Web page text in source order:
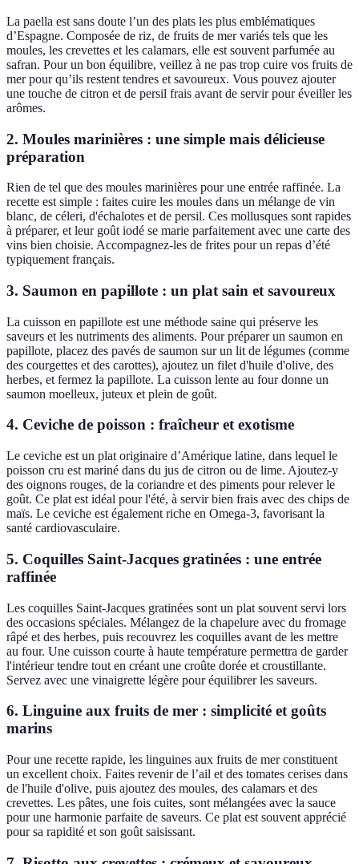
La paella est sans doute l’un des plats les plus emblématiques
d’Espagne. Composée de riz, de fruits de mer variés tels que les
moules, les crevettes et les calamars, elle est souvent parfumée au
safran. Pour un bon équilibre, veillez à ne pas trop cuire vos fruits de
mer pour qu’ils restent tendres et savoureux. Vous pouvez ajouter
une touche de citron et de persil frais avant de servir pour éveiller les
arômes.
2. Moules marinières : une simple mais délicieuse
préparation
Rien de tel que des moules marinières pour une entrée raffinée. La
recette est simple : faites cuire les moules dans un mélange de vin
blanc, de céleri, d'échalotes et de persil. Ces mollusques sont rapides
à préparer, et leur goût iodé se marie parfaitement avec une carte des
vins bien choisie. Accompagnez-les de frites pour un repas d’été
typiquement français.
3. Saumon en papillote : un plat sain et savoureux
La cuisson en papillote est une méthode saine qui préserve les
saveurs et les nutriments des aliments. Pour préparer un saumon en
papillote, placez des pavés de saumon sur un lit de légumes (comme
des courgettes et des carottes), ajoutez un filet d'huile d'olive, des
herbes, et fermez la papillote. La cuisson lente au four donne un
saumon moelleux, juteux et plein de goût.
4. Ceviche de poisson : fraîcheur et exotisme
Le ceviche est un plat originaire d’Amérique latine, dans lequel le
poisson cru est mariné dans du jus de citron ou de lime. Ajoutez-y
des oignons rouges, de la coriandre et des piments pour relever le
goût. Ce plat est idéal pour l'été, à servir bien frais avec des chips de
maïs. Le ceviche est également riche en Omega-3, favorisant la
santé cardiovasculaire.
5. Coquilles Saint-Jacques gratinées : une entrée
raffinée
Les coquilles Saint-Jacques gratinées sont un plat souvent servi lors
des occasions spéciales. Mélangez de la chapelure avec du fromage
râpé et des herbes, puis recouvrez les coquilles avant de les mettre
au four. Une cuisson courte à haute température permettra de garder
l'intérieur tendre tout en créant une croûte dorée et croustillante.
Servez avec une vinaigrette légère pour équilibrer les saveurs.
6. Linguine aux fruits de mer : simplicité et goûts
marins
Pour une recette rapide, les linguines aux fruits de mer constituent
un excellent choix. Faites revenir de l’ail et des tomates cerises dans
de l'huile d'olive, puis ajoutez des moules, des calamars et des
crevettes. Les pâtes, une fois cuites, sont mélangées avec la sauce
pour une harmonie parfaite de saveurs. Ce plat est souvent apprécié
pour sa rapidité et son goût saisissant.